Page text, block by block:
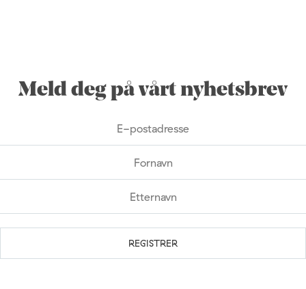
Meld deg på vårt nyhetsbrev